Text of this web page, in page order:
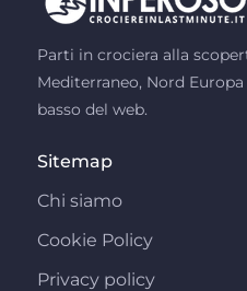
Parti in crociera alla
Mediterraneo, Nord
basso del web.
Sitemap
Chi siamo
Cookie Policy
Privacy policy